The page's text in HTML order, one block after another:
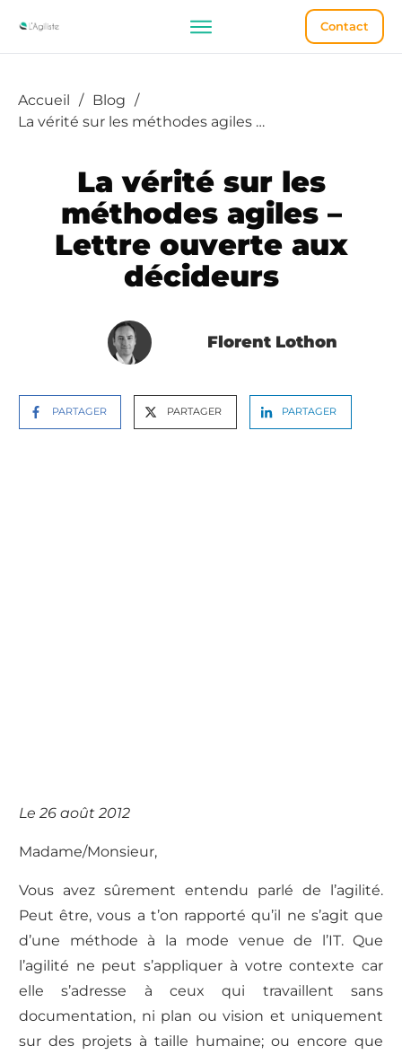
Contact
Accueil / Blog /
La vérité sur les méthodes agiles – Lettre ouverte aux décideurs
La vérité sur les
méthodes agiles –
Lettre ouverte aux
décideurs
Florent Lothon
PARTAGER PARTAGER PARTAGER
Le 26 août 2012
Madame/Monsieur,
Vous avez sûrement entendu parlé de l’agilité.
Peut être, vous a t’on rapporté qu’il ne s’agit que
d’une méthode à la mode venue de l’IT. Que
l’agilité ne peut s’appliquer à votre contexte car
elle s’adresse à ceux qui travaillent sans
documentation, ni plan ou vision et uniquement
sur des projets à taille humaine; ou encore que